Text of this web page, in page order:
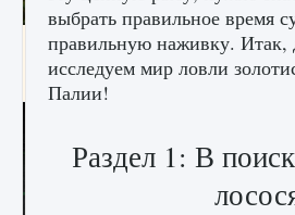
Как заработать медали лиги
9 августа 2024 2 599
выбрать правильное время
правильную наживку. Итак,
исследуем мир ловли
Палии!
Раздел 1: В